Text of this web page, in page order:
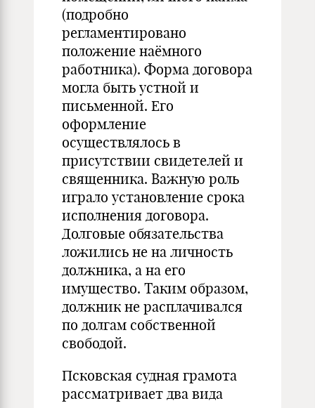
(подробно
регламентировано
положение наёмного
работника). Форма договора
могла быть устной и
письменной. Его
оформление
осуществлялось в
присутствии свидетелей и
священника. Важную роль
играло установление срока
исполнения договора.
Долговые обязательства
ложились не на личность
должника, а на его
имущество. Таким образом,
должник не расплачивался
по долгам собственной
свободой.
Псковская судная грамота
рассматривает два вида